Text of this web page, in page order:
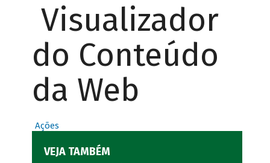
Visualizador
do Conteúdo
da Web
Ações
VEJA TAMBÉM